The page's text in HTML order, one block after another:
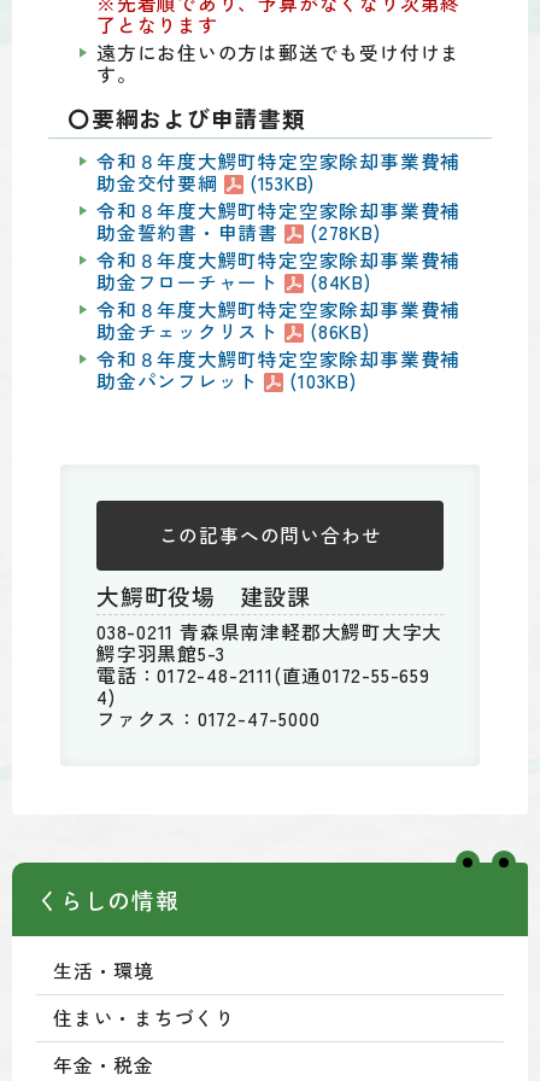
了となります
遠方にお住いの方は郵送でも受け付けま
す。
〇要綱および申請書類
令和８年度大鰐町特定空家除却事業費補
助金交付要綱
(153KB)
令和８年度大鰐町特定空家除却事業費補
助金誓約書・申請書
(278KB)
令和８年度大鰐町特定空家除却事業費補
助金フローチャート
(84KB)
令和８年度大鰐町特定空家除却事業費補
助金チェックリスト
(86KB)
令和８年度大鰐町特定空家除却事業費補
助金パンフレット (103KB)
この記事への問い合わせ
大鰐町役場 建設課
038-0211 青森県南津軽郡大鰐町大字大
鰐字羽黒館5-3
電話：0172-48-2111(直通0172-55-659
4)
ファクス：0172-47-5000
くらしの情報
生活・環境
住まい・まちづくり
年金・税金